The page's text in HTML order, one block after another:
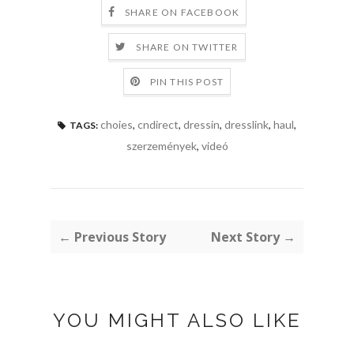
SHARE ON FACEBOOK
SHARE ON TWITTER
PIN THIS POST
TAGS: choies, cndirect, dressin, dresslink, haul,
szerzemények, videó
← Previous Story Next Story →
YOU MIGHT ALSO LIKE